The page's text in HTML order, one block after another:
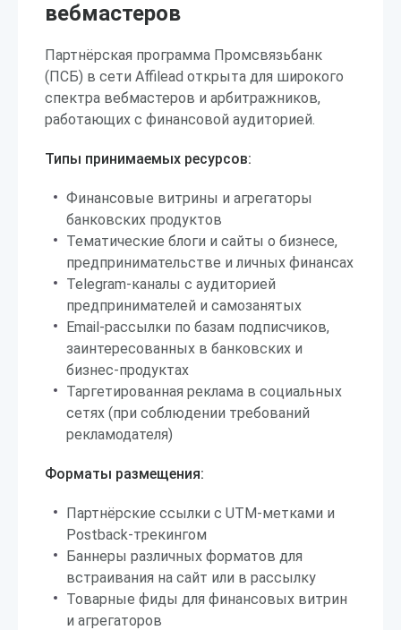
вебмастеров
Партнёрская программа Промсвязьбанк
(ПСБ) в сети Affilead открыта для широкого
спектра вебмастеров и арбитражников,
работающих с финансовой аудиторией.
Типы принимаемых ресурсов:
Финансовые витрины и агрегаторы
банковских продуктов
Тематические блоги и сайты о бизнесе,
предпринимательстве и личных финансах
Telegram-каналы с аудиторией
предпринимателей и самозанятых
Email-рассылки по базам подписчиков,
заинтересованных в банковских и
бизнес-продуктах
Таргетированная реклама в социальных
сетях (при соблюдении требований
рекламодателя)
Форматы размещения:
Партнёрские ссылки с UTM-метками и
Postback-трекингом
Баннеры различных форматов для
встраивания на сайт или в рассылку
Товарные фиды для финансовых витрин
и агрегаторов